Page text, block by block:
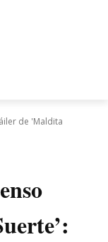
de 'Maldita